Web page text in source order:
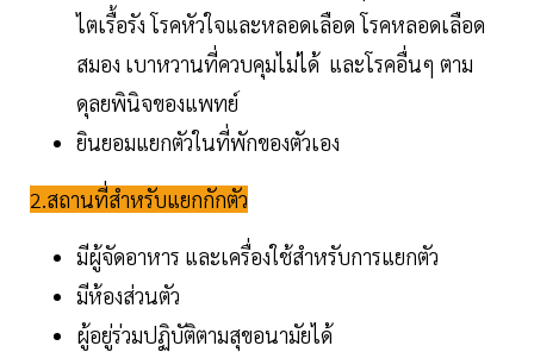
ไตเรื้อรัง โรคหัวใจและหลอดเลือด โรคหลอดเลือด
สมอง เบาหวานที่ควบคุมไม่ได้ และโรคอื่นๆ ตาม
ดุลยพินิจของแพทย์
ยินยอมแยกตัวในที่พักของตัวเอง
2.สถานที่สำหรับแยกกักตัว
มีผู้จัดอาหาร และเครื่องใช้สำหรับการแยกตัว
มีห้องส่วนตัว
ผู้อยู่ร่วมปฏิบัติตามสุขอนามัยได้